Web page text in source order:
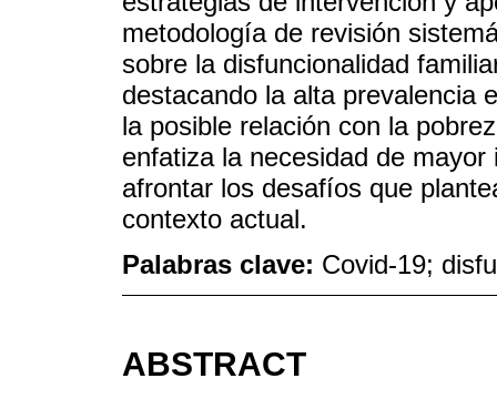
metodología de revisión
sobre la disfuncionalidad
destacando la alta prevalencia
la posible relación con la
enfatiza la necesidad de
afrontar los desafíos que
contexto actual.
Palabras clave: Covid-19;
ABSTRACT